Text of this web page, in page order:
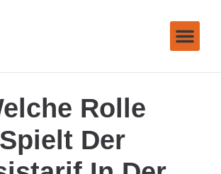
Rolle
Spielt Der